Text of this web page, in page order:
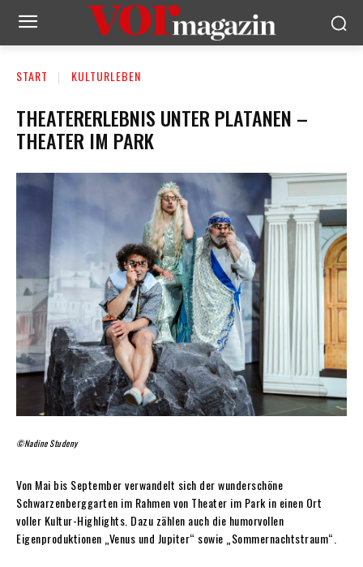
START KULTURLEBEN
THEATERERLEBNIS UNTER PLATANEN –
THEATER IM PARK
©Nadine Studeny
Von Mai bis September verwandelt sich der wunderschöne
Schwarzenberggarten im Rahmen von Theater im Park in einen Ort
voller Kultur-Highlights. Dazu zählen auch die humorvollen
Eigenproduktionen „Venus und Jupiter“ sowie „Sommernachtstraum“.